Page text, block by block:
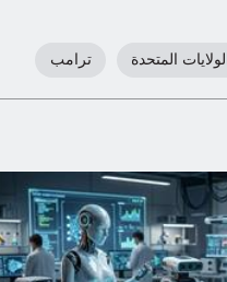
الولايات المتحدة ترامب